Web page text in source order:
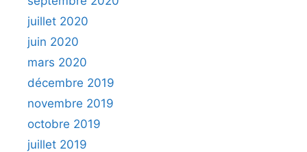
juillet 2020
juin 2020
mars 2020
décembre 2019
novembre 2019
octobre 2019
juillet 2019